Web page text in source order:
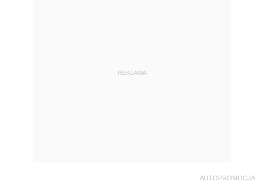
REKLAMA
AUTOPROMOCJA